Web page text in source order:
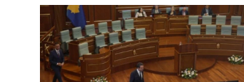
MOJA EVROPA
TRI DECENIJE OD RATA U BIH
SVE KARTE DEJTONA